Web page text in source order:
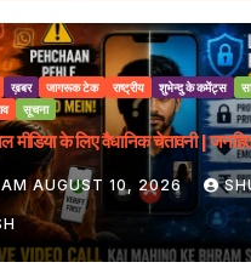
ख़बर जागरूक टेक राष्ट्रीय शुभेन्दु के कमेंट्स
सूचना
मीडिया के लिए वैधानिक चेतावनी |
AUGUST 10, 2026